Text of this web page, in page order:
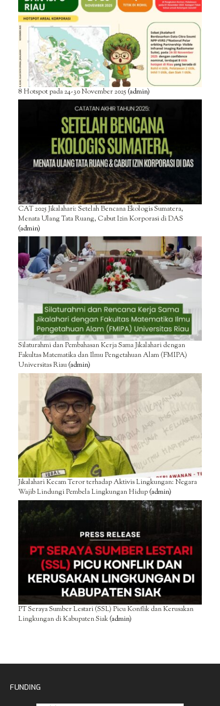
8 Hotspot pada 24-30 November 2025(admin)
CAT 2025 Jikalahari: Setelah Bencana Ekologis Sumatera,
Menata Ulang Tata Ruang, Cabut Izin Korporasi di DAS
(admin)
Silaturahmi dan Pembahasan Kerja Sama Jikalahari dengan
Fakultas Matematika dan Ilmu Pengetahuan Alam (FMIPA)
Universitas Riau(admin)
Jikalahari Kecam Teror terhadap Aktivis Lingkungan: Negara
Wajib Lindungi Pembela Lingkungan Hidup(admin)
PT Seraya Sumber Lestari (SSL) Picu Konflik dan Kerusakan
Lingkungan di Kabupaten Siak(admin)
FUNDING